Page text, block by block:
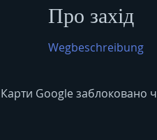
Про захід
Wegbeschreibung
Карти Google заблоковано